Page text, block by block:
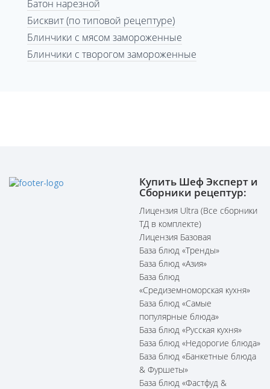
Батон нарезной
Бисквит (по типовой рецептуре)
Блинчики с мясом замороженные
Блинчики с творогом замороженные
Купить Шеф Эксперт и
Сборники рецептур:
Лицензия Ultra (Все сборники
ТД в комплекте)
Лицензия Базовая
База блюд «Тренды»
База блюд «Азия»
База блюд
«Средиземноморская кухня»
База блюд «Самые
популярные блюда»
База блюд «Русская кухня»
База блюд «Недорогие блюда»
База блюд «Банкетные блюда
& Фуршеты»
База блюд «Фастфуд &